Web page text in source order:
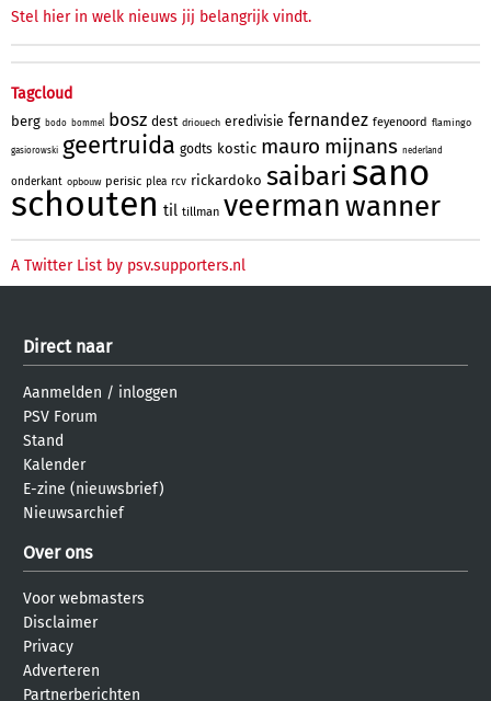
Stel hier in welk nieuws jij belangrijk vindt.
Tagcloud
berg bodo bommel bosz dest driouech eredivisie fernandez feyenoord flamingo
gasiorowski geertruida godts kostic mauro mijnans nederland
onderkant opbouw perisic plea rcv rickardoko saibari sano
schouten til tillman veermanwanner
A Twitter List by psv.supporters.nl
Direct naar
Aanmelden / inloggen
PSV Forum
Stand
Kalender
E-zine (nieuwsbrief)
Nieuwsarchief
Over ons
Voor webmasters
Disclaimer
Privacy
Adverteren
Partnerberichten